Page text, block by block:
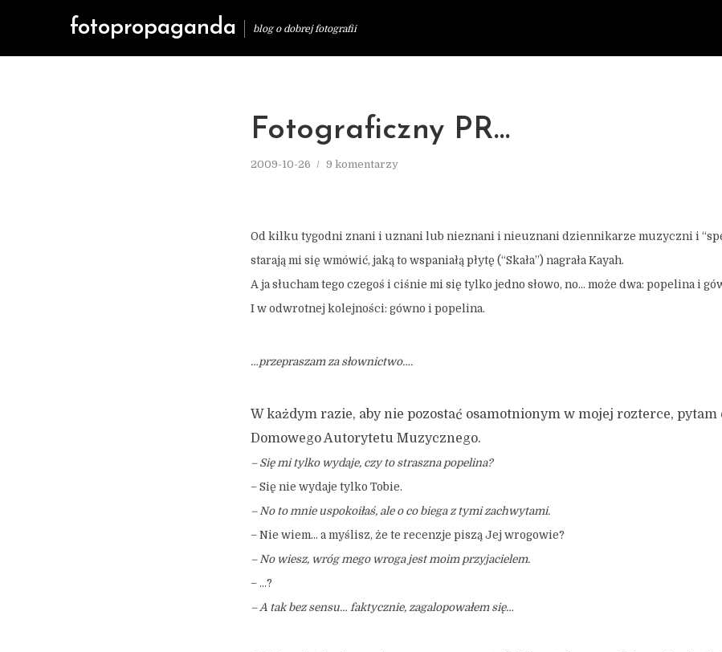
fotopropaganda blog o dobrej fotografii
Fotograficzny PR…
2009-10-26 9 komentarzy
Od kilku tygodni znani i uznani lub nieznani i nieuznani dziennikarze muzyczni i
starają mi się wmówić, jaką to wspaniałą płytę (“Skała”) nagrała Kayah.
A ja słucham tego czegoś i ciśnie mi się tylko jedno słowo, no… może dwa: popelina i
I w odwrotnej kolejności: gówno i popelina.
…przepraszam za słownictwo….
W każdym razie, aby nie pozostać osamotnionym w mojej rozterce, pytam
Domowego Autorytetu Muzycznego.
– Się mi tylko wydaje, czy to straszna popelina?
– Się nie wydaje tylko Tobie.
– No to mnie uspokoiłaś, ale o co biega z tymi zachwytami.
– Nie wiem… a myślisz, że te recenzje piszą Jej wrogowie?
– No wiesz, wróg mego wroga jest moim przyjacielem.
– …?
– A tak bez sensu… faktycznie, zagalopowałem się…